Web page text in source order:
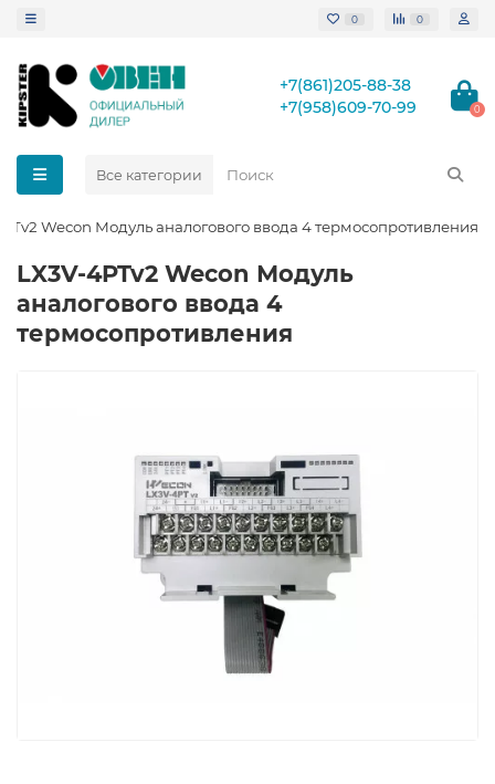
0 0
+7(861)205-88-38
+7(958)609-70-99
0
Все категории
Wecon Модуль аналогового ввода 4 термосопротивления
LX3V-4PTv2 Wecon Модуль
аналогового ввода 4
термосопротивления